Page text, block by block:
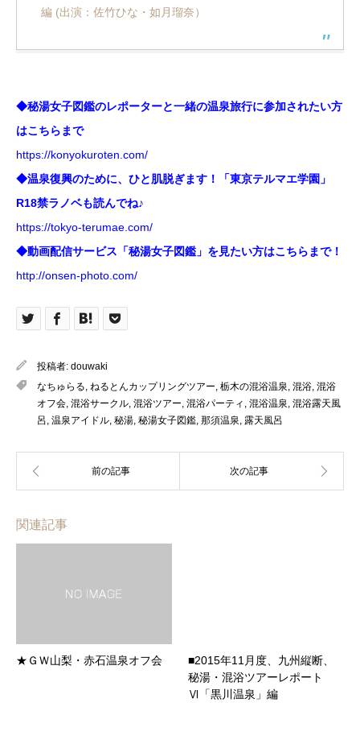
編 (出演：佐竹ひな・如月瑠奈）
◆秘湯女子図鑑のレポーターと一緒の温泉旅行に参加されたい方
はこちらまで
https://konyokuroten.com/
◆温泉復興のために、ひと肌脱ぎます！「東京テルマエ学園」
R18禁ラノベも読んでね♪
https://tokyo-terumae.com/
◆動画配信サービス「秘湯女子図鑑」を見たい方はこちらまで！
http://onsen-photo.com/
投稿者: douwaki
なちゅらる, ねるとんカップリングツアー, 栃木の混浴温泉, 混浴, 混浴
オフ会, 混浴サークル, 混浴ツアー, 混浴パーティ , 混浴温泉, 混浴露天風
呂, 温泉アイドル, 秘湯, 秘湯女子図鑑, 那須温泉, 露天風呂
関連記事
★ＧＷ山梨・赤石温泉オフ会
■2015年11月度、九州縦断、
秘湯・混浴ツアーレポート
Ⅵ「黒川温泉」編